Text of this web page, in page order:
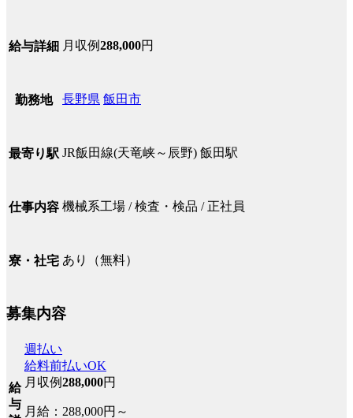
給与詳細 月収例288,000円
勤務地 長野県 飯田市
最寄り駅 JR飯田線(天竜峡～辰野) 飯田駅
仕事内容 機械系工場 / 検査・検品 / 正社員
寮・社宅 あり（無料）
募集内容
給
与
週払い
給料前払いOK
月収例288,000円
月給：288,000円～